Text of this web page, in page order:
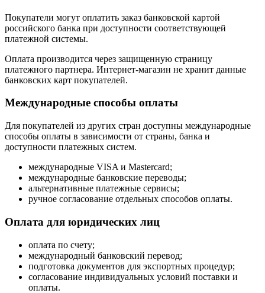
Покупатели могут оплатить заказ банковской картой
российского банка при доступности соответствующей
платежной системы.
Оплата производится через защищенную страницу
платежного партнера. Интернет-магазин не хранит данные
банковских карт покупателей.
Международные способы оплаты
Для покупателей из других стран доступны международные
способы оплаты в зависимости от страны, банка и
доступности платежных систем.
международные VISA и Mastercard;
международные банковские переводы;
альтернативные платежные сервисы;
ручное согласование отдельных способов оплаты.
Оплата для юридических лиц
оплата по счету;
международный банковский перевод;
подготовка документов для экспортных процедур;
согласование индивидуальных условий поставки и
оплаты.